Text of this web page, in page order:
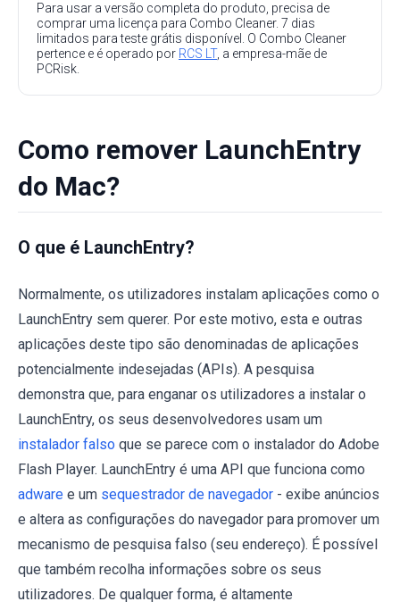
Para usar a versão completa do produto, precisa de
comprar uma licença para Combo Cleaner. 7 dias
limitados para teste grátis disponível. O Combo Cleaner
pertence e é operado por RCS LT, a empresa-mãe de
PCRisk.
Como remover LaunchEntry
do Mac?
O que é LaunchEntry?
Normalmente, os utilizadores instalam aplicações como o
LaunchEntry sem querer. Por este motivo, esta e outras
aplicações deste tipo são denominadas de aplicações
potencialmente indesejadas (APIs). A pesquisa
demonstra que, para enganar os utilizadores a instalar o
LaunchEntry, os seus desenvolvedores usam um
instalador falso que se parece com o instalador do Adobe
Flash Player. LaunchEntry é uma API que funciona como
adware e um sequestrador de navegador - exibe anúncios
e altera as configurações do navegador para promover um
mecanismo de pesquisa falso (seu endereço). É possível
que também recolha informações sobre os seus
utilizadores. De qualquer forma, é altamente